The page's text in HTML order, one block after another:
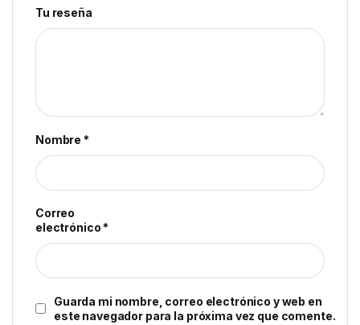
Tu reseña
Nombre*
Correo
electrónico*
Guarda mi nombre, correo electrónico y web en
este navegador para la próxima vez que comente.